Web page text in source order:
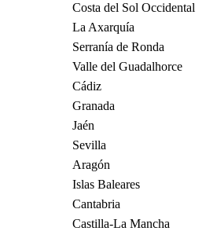
Costa del Sol Occidental
La Axarquía
Serranía de Ronda
Valle del Guadalhorce
Cádiz
Granada
Jaén
Sevilla
Aragón
Islas Baleares
Cantabria
Castilla-La Mancha